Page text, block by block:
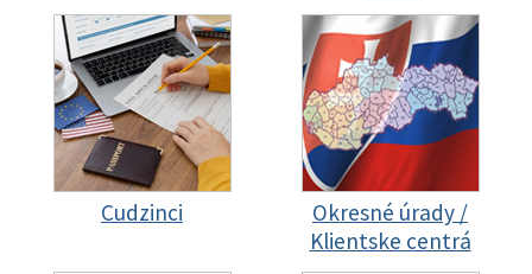
Cudzinci
Okresné úrady /
Klientske centrá